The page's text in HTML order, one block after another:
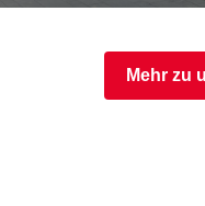
Mehr zu